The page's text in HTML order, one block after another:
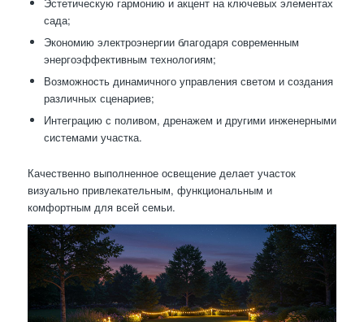
сада;
Экономию электроэнергии благодаря современным
энергоэффективным технологиям;
Возможность динамичного управления светом и создания
различных сценариев;
Интеграцию с поливом, дренажем и другими инженерными
системами участка.
Качественно выполненное освещение делает участок
визуально привлекательным, функциональным и
комфортным для всей семьи.